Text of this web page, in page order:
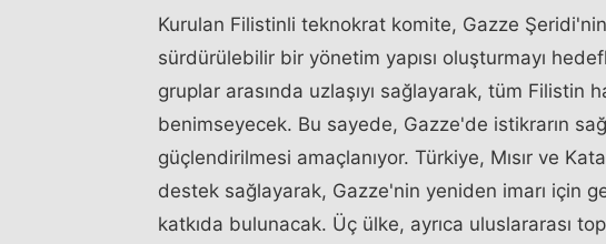
Kurulan Filistinli teknokrat komite, Gazze
sürdürülebilir bir yönetim yapısı oluşturmayı
gruplar arasında uzlaşıyı sağlayarak, tüm Filistin
benimseyecek. Bu sayede, Gazze'de istikrarın
güçlendirilmesi amaçlanıyor. Türkiye, Mısır ve
destek sağlayarak, Gazze'nin yeniden imarı için
katkıda bulunacak. Üç ülke, ayrıca uluslararası